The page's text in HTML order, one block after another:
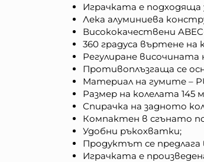
Играчката е подходяща
Лека алуминиева
Висококачествени
360 градуса въртене на
Регулиране
Противоплъзгаща се
Материал на гумите –
Размер на колелата 145
Спирачка на задното
Компактен в сгънато
Удобни ръкохватки;
Продуктът се
Играчката е